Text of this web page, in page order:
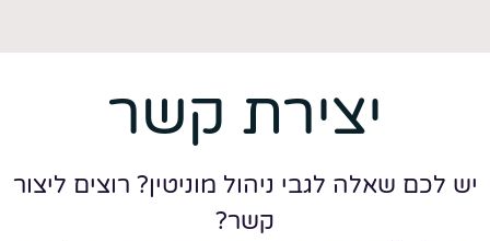
יצירת קשר
יש לכם שאלה לגבי ניהול מוניטין? רוצים ליצור
קשר?